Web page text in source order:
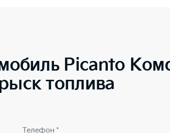
Picanto
топлива
Телефон *